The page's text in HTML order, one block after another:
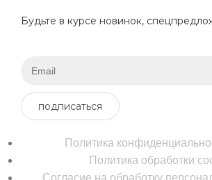
Будьте в курсе новинок,
подписаться
Политика
Политика обработки
Согласие на обработку